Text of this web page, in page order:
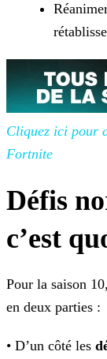
Cliquez ici pour
Fortnite
Défis
c’est
Pour la saison
en deux parties :
• D’un côté les